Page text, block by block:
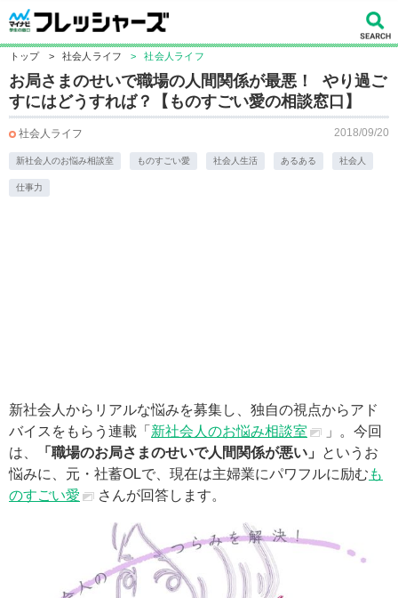
トップ > 社会人ライフ > 社会人ライフ
お局さまのせいで職場の人間関係が最悪！ やり過ご
すにはどうすれば？【ものすごい愛の相談窓口】
社会人ライフ 2018/09/20
新社会人のお悩み相談室 ものすごい愛 社会人生活 あるある 社会人
仕事力
新社会人からリアルな悩みを募集し、独自の視点からアド
バイスをもらう連載「 新社会人のお悩み相談室
」。今回
は、
「職場のお局さまのせいで人間関係が悪い」
というお
悩みに、元・社蓄OLで、現在は主婦業にパワフルに励む も
のすごい愛
さんが回答します。